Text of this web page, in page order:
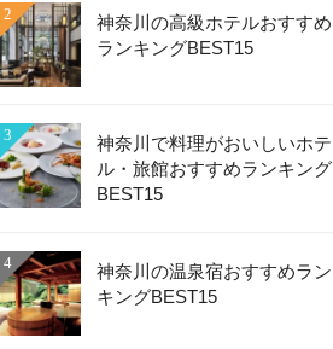
2
神奈川の高級ホテルおすすめ
ランキングBEST15
3
神奈川で料理がおいしいホテ
ル・旅館おすすめランキング
BEST15
4
神奈川の温泉宿おすすめラン
キングBEST15